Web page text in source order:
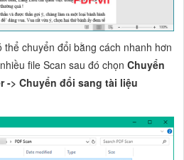
chuyển đổi bằng cách nhanh hơn
file Scan sau đó chọnChuyển
-> Chuyển đổi sang tài liệu